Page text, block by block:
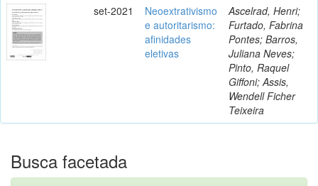
set-2021
Neoextrativismo
e autoritarismo:
afinidades
eletivas
Ascelrad, Henri;
Furtado, Fabrina
Pontes; Barros,
Juliana Neves;
Pinto, Raquel
Giffoni; Assis,
Wendell Ficher
Teixeira
Busca facetada